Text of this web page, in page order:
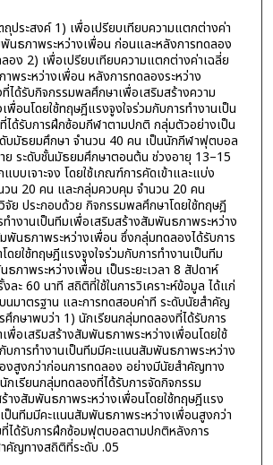
ถุประสงค์ 1) เพื่อเปรียบเทียบความแตกต่างค่า
นธภาพระหว่างเพื่อน ก่อนและหลังการทดลอง
อง 2) เพื่อเปรียบเทียบความแตกต่างค่าเฉลี่ย
พระหว่างเพื่อน หลังการทดลองระหว่าง
ได้รับกิจกรรมพลศึกษาเพื่อเสริมสร้างความ
อนโดยใช้ทฤษฎีแรงจูงใจร่วมกับการทำงานเป็น
ด้รับการฝึกซ้อมกีฬาตามปกติ กลุ่มตัวอย่างเป็น
ดับมัธยมศึกษา จำนวน 40 คน เป็นนักกีฬาฟุตบอล
ย ระดับชั้นมัธยมศึกษาตอนต้น ช่วงอายุ 13–15
แบบเจาะจง โดยใช้เกณฑ์การคัดเข้าและแบ่ง
วน 20 คน และกลุ่มควบคุม จำนวน 20 คน
จัย ประกอบด้วย กิจกรรมพลศึกษาโดยใช้ทฤษฎี
ทำงานเป็นทีมเพื่อเสริมสร้างสัมพันธภาพระหว่าง
พันธภาพระหว่างเพื่อน ซึ่งกลุ่มทดลองได้รับการ
ยใช้ทฤษฎีแรงจูงใจร่วมกับการทำงานเป็นทีม
ภาพระหว่างเพื่อน เป็นระยะเวลา 8 สัปดาห์
ละ 60 นาที สถิติที่ใช้ในการวิเคราะห์ข้อมูล ได้แก่
นมาตรฐาน และการทดสอบค่าที ระดับนัยสำคัญ
กษาพบว่า 1) นักเรียนกลุ่มทดลองที่ได้รับการ
พื่อเสริมสร้างสัมพันธภาพระหว่างเพื่อนโดยใช้
บการทำงานเป็นทีมมีคะแนนสัมพันธภาพระหว่าง
งสูงกว่าก่อนการทดลอง อย่างมีนัยสำคัญทาง
เรียนกลุ่มทดลองที่ได้รับการจัดกิจกรรม
างสัมพันธภาพระหว่างเพื่อนโดยใช้ทฤษฎีแรง
เป็นทีมมีคะแนนสัมพันธภาพระหว่างเพื่อนสูงกว่า
ได้รับการฝึกซ้อมฟุตบอลตามปกติหลังการ
คัญทางสถิติที่ระดับ .05